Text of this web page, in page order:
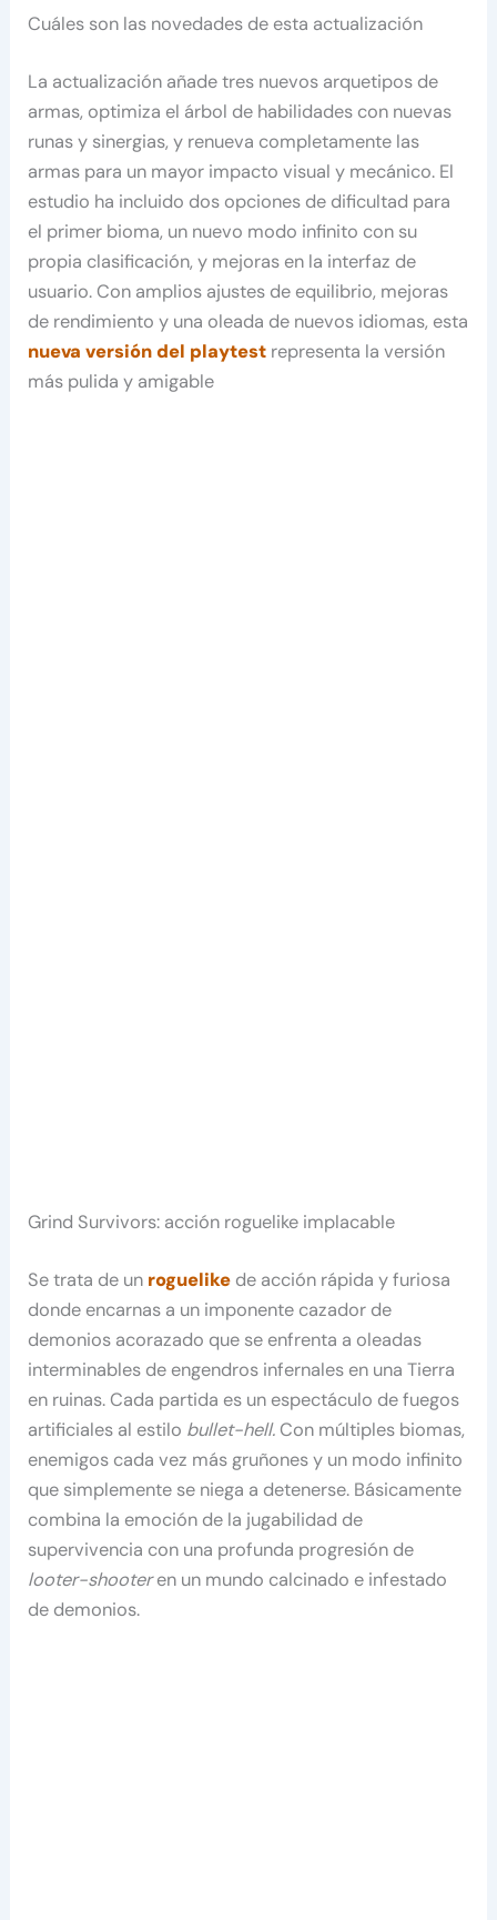
Cuáles son las novedades de esta actualización
La actualización añade tres nuevos arquetipos de
armas, optimiza el árbol de habilidades con nuevas
runas y sinergias, y renueva completamente las
armas para un mayor impacto visual y mecánico. El
estudio ha incluido dos opciones de dificultad para
el primer bioma, un nuevo modo infinito con su
propia clasificación, y mejoras en la interfaz de
usuario. Con amplios ajustes de equilibrio, mejoras
de rendimiento y una oleada de nuevos idiomas, esta
nueva versión del playtest representa la versión
más pulida y amigable
Grind Survivors: acción roguelike implacable
Se trata de un roguelike de acción rápida y furiosa
donde encarnas a un imponente cazador de
demonios acorazado que se enfrenta a oleadas
interminables de engendros infernales en una Tierra
en ruinas. Cada partida es un espectáculo de fuegos
artificiales al estilo bullet-hell.Con múltiples biomas,
enemigos cada vez más gruñones y un modo infinito
que simplemente se niega a detenerse. Básicamente
combina la emoción de la jugabilidad de
supervivencia con una profunda progresión de
looter-shooteren un mundo calcinado e infestado
de demonios.